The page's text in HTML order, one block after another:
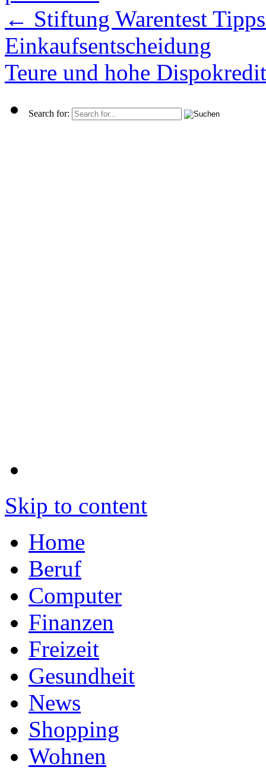
← Stiftung Warentest
Einkaufsentscheidung
Teure und hohe
Search for:
Skip to content
Home
Beruf
Computer
Finanzen
Freizeit
Gesundheit
News
Shopping
Wohnen